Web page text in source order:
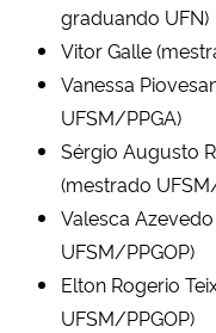
graduando UFN)
Vitor Galle
Vanessa
UFSM/PPGA)
Sérgio Augusto
(mestrado
Valesca
UFSM/PPGOP)
Elton Rogerio
UFSM/PPGOP)